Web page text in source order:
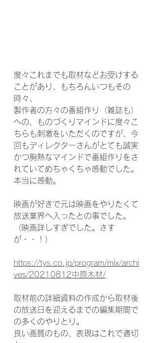
度々これまでも取材などお受けする
ことがあり、もちろんいつもその
時々、
製作者の方々の番組作り（雑誌も）
への、ものづくりマインドに度々こ
ちらも刺激をいただくのですが、今
回もディレクターさんがとても誠実
かつ胸熱なマインドで番組作りをさ
れていてめちゃくちゃ感動でした。
本当に感動。
映画が好きで元は映画をやりたくて
放送業界へ入ったとの事でした。
（映画詳しすぎでした。さす
が・・！）
https://tys.co.jp/program/mix/archi
ves/20210812中原木材/
取材前の詳細資料の作成から取材後
の放送日を迎えるまでの編集期間で
の多くのやりとり。
良い画質のもの、表現はこれで適切